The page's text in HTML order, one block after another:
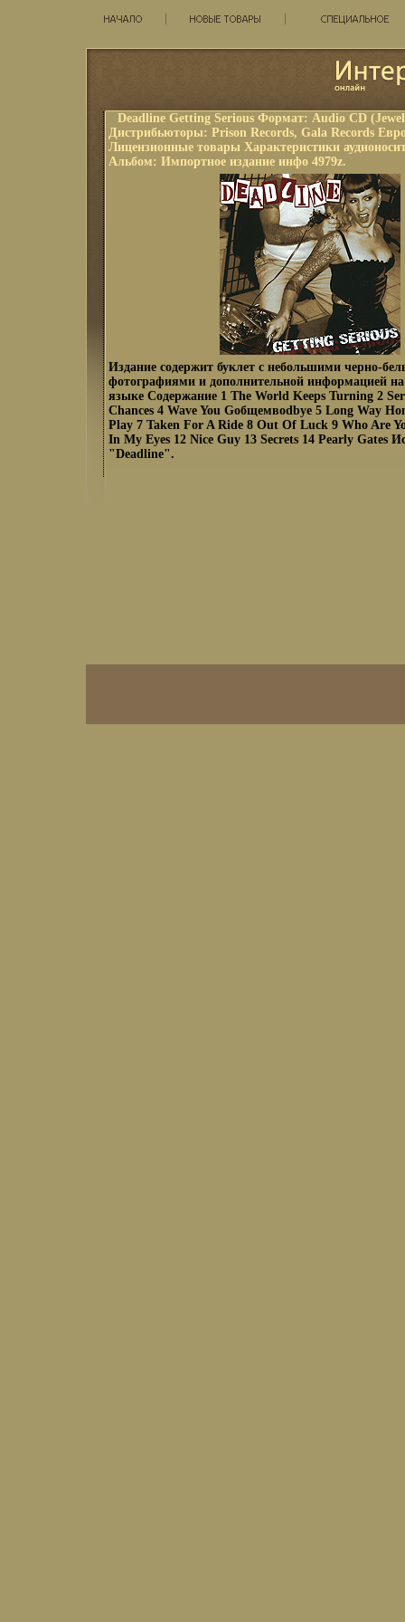
Deadline Getting Serious Формат: Audio CD (Jewel
Дистрибьюторы: Prison Records, Gala Records
Лицензионные товары Характеристики
Альбом: Импортное издание инфо 4979z.
Издание содержит буклет с небольшими черно-
фотографиями и дополнительной информацией
языке Содержание 1 The World Keeps Turning 2
Chances 4 Wave You Goбщемвodbye 5 Long Way
Play 7 Taken For A Ride 8 Out Of Luck 9 Who Are
In My Eyes 12 Nice Guy 13 Secrets 14 Pearly Gates
"Deadline".